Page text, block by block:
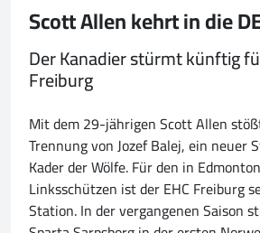
Scott Allen kehrt in die
Der Kanadier stürmt künftig
Freiburg
Mit dem 29-jährigen Scott Allen
Trennung von Jozef Balej, ein neuer
Kader der Wölfe. Für den in
Linksschützen ist der EHC Freiburg
Station. In der vergangenen Saison